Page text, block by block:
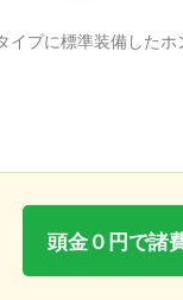
プに標準装備した
頭金０円で諸